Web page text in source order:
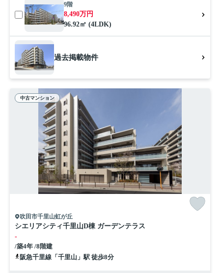
9階
8,490万円
96.92㎡ (4LDK)
過去掲載物件
中古マンション
吹田市千里山虹が丘
シエリアシティ千里山D棟 ガーデンテラス
-
/築4年 /8階建
阪急千里線「千里山」駅 徒歩8分